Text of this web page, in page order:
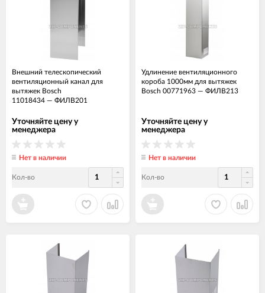
Внешний телескопический
вентиляционный канал для
вытяжек Bosch
11018434 — ФИЛВ201
Уточняйте цену у
менеджера
Нет в наличии
Кол-во
Удлинение вентиляционного
короба 1000мм для вытяжек
Bosch 00771963 — ФИЛВ213
Уточняйте цену у
менеджера
Нет в наличии
Кол-во